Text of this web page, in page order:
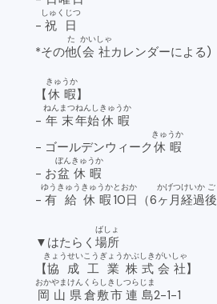
-祝日
しゅくじつ
*その他
た
(会社
かいしゃ
カレンダーによる)
【休暇
きゅうか
】
- 年末
ねんまつ
年始
ねんし
休暇
きゅうか
- ゴールデンウィーク休暇
きゅうか
- お盆休暇
ぼんきゅうか
-有給
ゆうきゅう
休暇
きゅうか
10日
とおか
（6ヶ月
かげつ
経過
けいか
後
ご
▼はたらく場所
ばしょ
【協成
きょうせい
工業
こうぎょう
株式
かぶしき
会社
がいしゃ
】
岡山県
おかやまけん
倉敷市
くらしきし
連島
つらじま
2-1-1